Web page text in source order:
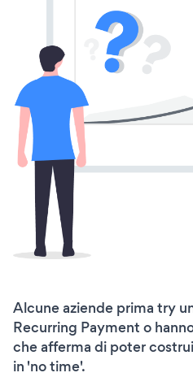
Alcune aziende prima try
Recurring Payment o
che afferma di poter
in 'no time'.